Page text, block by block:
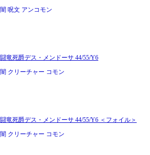
闇 呪文 アンコモン
闘竜死爵デス・メンドーサ 44/55/Y6
闇 クリーチャー コモン
闘竜死爵デス・メンドーサ 44/55/Y6 ＜フォイル＞
闇 クリーチャー コモン